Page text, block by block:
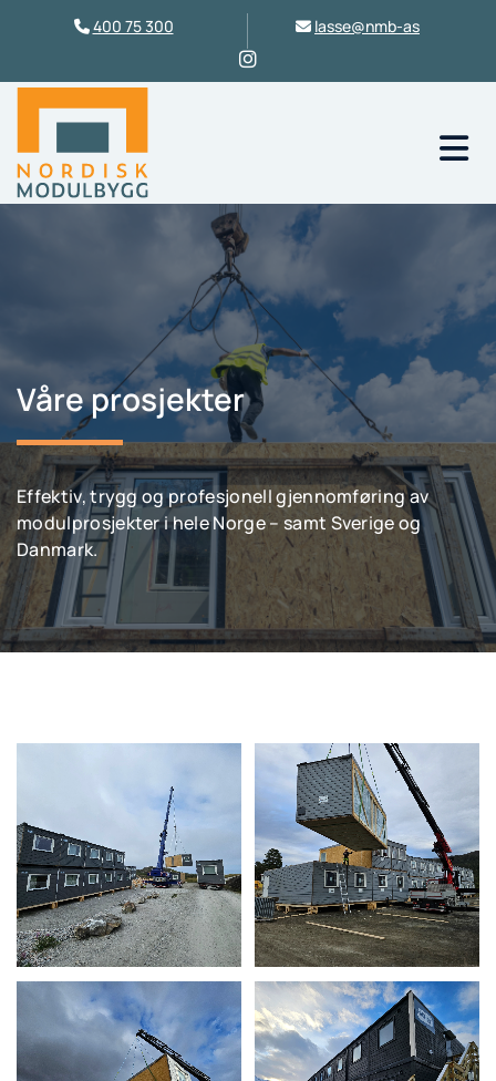
 400 75 300  lasse@nmb-as
Våre prosjekter
Effektiv, trygg og profesjonell gjennomføring av
modulprosjekter i hele Norge – samt Sverige og
Danmark.